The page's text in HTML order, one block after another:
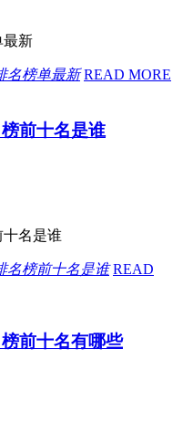
最新
名榜单最新 READ MORE
前十名是谁
十名是谁
名榜前十名是谁 READ
前十名有哪些